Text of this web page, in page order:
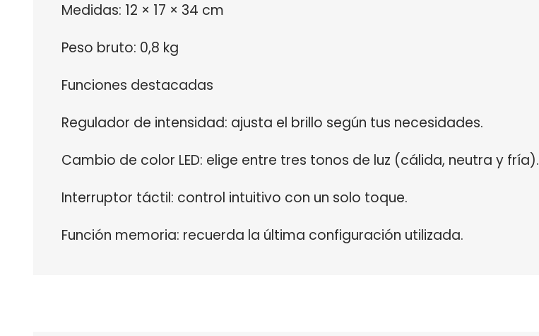
Medidas: 12 × 17 × 34 cm
Peso bruto: 0,8 kg
Funciones destacadas
Regulador de intensidad: ajusta el brillo según tus necesidades.
Cambio de color LED: elige entre tres tonos de luz (cálida, neutra y fría).
Interruptor táctil: control intuitivo con un solo toque.
Función memoria: recuerda la última configuración utilizada.